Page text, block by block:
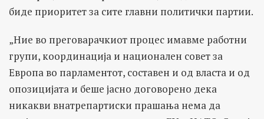
биде приоритет за сите главни политички партии.
„Ние во преговарачкиот процес имавме работни
групи, координација и национален совет за
Европа во парламентот, составен и од власта и од
опозицијата и беше јасно договорено дека
никакви внатрепартиски прашања нема да